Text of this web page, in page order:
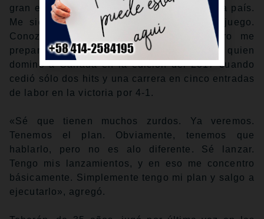
gran evento donde están lo mejores de cada país.
Me siento muy orgulloso por lanzar este juego.
Conozco a varios de los jugadores, pero me
prepararé de la mejor manera», dijo Tehrán, quien
dominó a Canadá en la edición del 2017 cuando
cedió sólo dos hits y una carrera en cinco entradas
de labor en la victoria por 4-1.
«Sé que tienen muchos zurdos. Ya veremos.
Tenemos el plan. Obviamente, tenemos que
hablarlo, pero no es alo diferente. Sé lanzar.
Tengo mis lanzamientos, y en eso me concentro
básicamente. Simplemente tengo mi plan y salgo a
ejecutarlo», agregó.